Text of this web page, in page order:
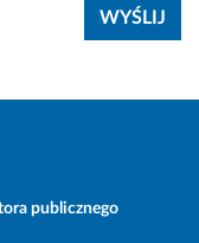
publicznego